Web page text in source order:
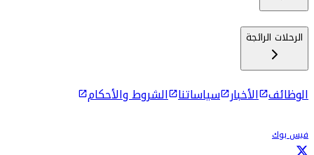
الرحلات الرائجة
الوظائف الأخبار سياساتنا الشروط والأحكام
فيس بوك